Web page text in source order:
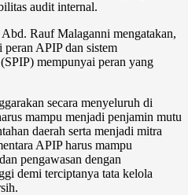
audit internal.
Rauf Malaganni mengatakan,
APIP dan sistem
mempunyai peran yang
secara menyeluruh di
mampu menjadi penjamin mutu
daerah serta menjadi mitra
APIP harus mampu
pengawasan dengan
demi terciptanya tata kelola